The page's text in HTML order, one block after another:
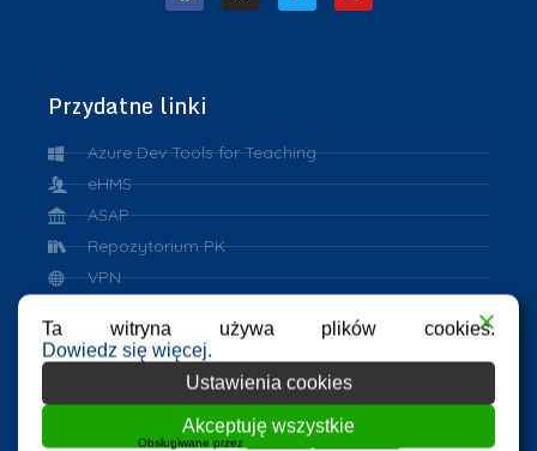
Przydatne linki
Azure Dev Tools for Teaching
eHMS
ASAP
Repozytorium PK
VPN
Dla studentów
Harmonogram zajęć
Ta witryna używa plików cookies.
Dowiedz się więcej.
Ustawienia cookies
Akceptuję wszystkie
Obsługiwane przez